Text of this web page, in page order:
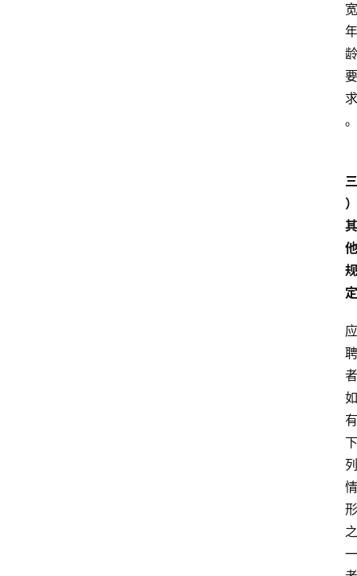
宽
年
龄
要
求
。
三
）
其
他
规
定
应
聘
者
如
有
下
列
情
形
之
一